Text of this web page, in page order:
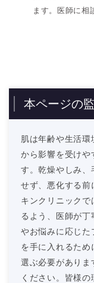
ます。医師に相
本ページの
肌は年齢や生活
から影響を受けや
す。乾燥やしみ、
せず、悪化する前
キンクリニック
るよう、医師が
やお悩みに応じた
を手に入れるため
選ぶ必要がありま
ください。皆様